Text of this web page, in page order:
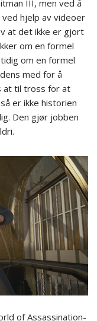
III, men ved å
hjelp av videoer
at det ikke er gjort
om en formel
om en formel
med for å
at til tross for at
er ikke historien
Den gjør jobben
of Assassination-